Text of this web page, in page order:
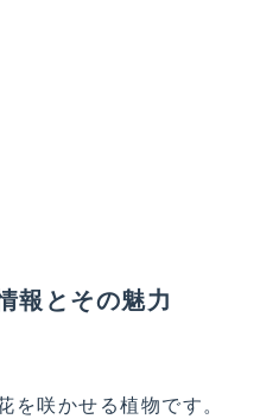
報とその魅力
を咲かせる植物です。